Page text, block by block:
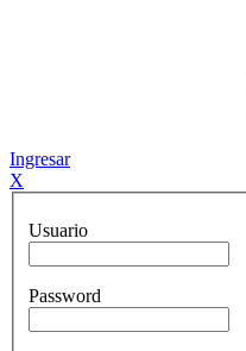
Ingresar
X
Usuario
Password